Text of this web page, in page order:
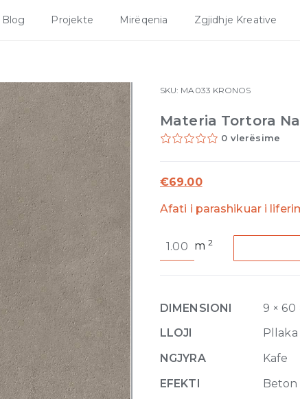
Blog Projekte Mirëqenia Zgjidhje Kreative
SKU: MA033 KRONOS
Materia Tortora
0 vlerësime
€69.00
Afati i parashikuar i
Tortora
x
120
quantity
m2
DIMENSIONI
9 × 60
LLOJI
Pllaka
NGJYRA
Kafe
EFEKTI
Beton